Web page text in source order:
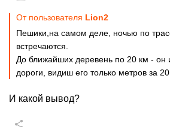
От пользователя Lion2
Пешики,на самом деле, ночью по
встречаются.
До ближайших деревень по 20 км - он
дороги, видиш его только метров за
И какой вывод?